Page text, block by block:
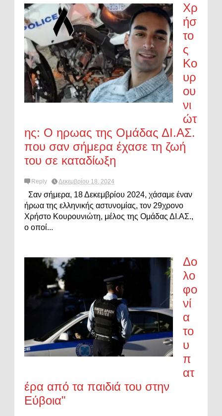
Χρ
ήσ
το
ς
Κο
υρ
ου
νι
ώτ
ης: Ο ηρωας της Ομάδας ΔΙ.ΑΣ.
που σαν σήμερα έχασε τη ζωή
του σε καταδίωξη
Reply Δεκεμβρίου 18, 2024
Σαν σήμερα, 18 Δεκεμβρίου 2024, χάσαμε έναν
ήρωα της ελληνικής αστυνομίας, τον 29χρονο
Χρήστο Κουρουνιώτη, μέλος της Ομάδας ΔΙ.ΑΣ.,
ο οποί...
Δο
λο
φο
νί
α
το
υ
π
ατ
έρα από τα παιδιά του στην
Εύβοια"